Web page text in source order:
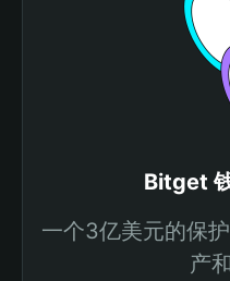
Bitget
一个3亿美元的保
产